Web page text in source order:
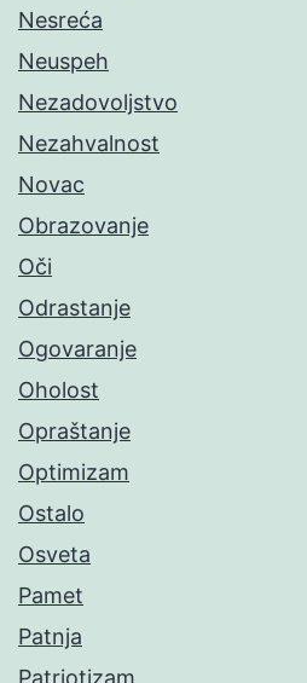
Nesreća
Neuspeh
Nezadovoljstvo
Nezahvalnost
Novac
Obrazovanje
Oči
Odrastanje
Ogovaranje
Oholost
Opraštanje
Optimizam
Ostalo
Osveta
Pamet
Patnja